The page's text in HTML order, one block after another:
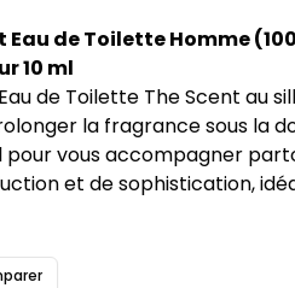
de Toilette Homme
10 ml
de Toilette The Scent au
la fragrance sous la
vous accompagner
et de sophistication,